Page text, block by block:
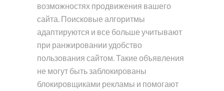
возможностях продвижения вашего
сайта. Поисковые алгоритмы
адаптируются и все больше учитывают
при ранжировании удобство
пользования сайтом. Такие объявления
не могут быть заблокированы
блокировщиками рекламы и помогают